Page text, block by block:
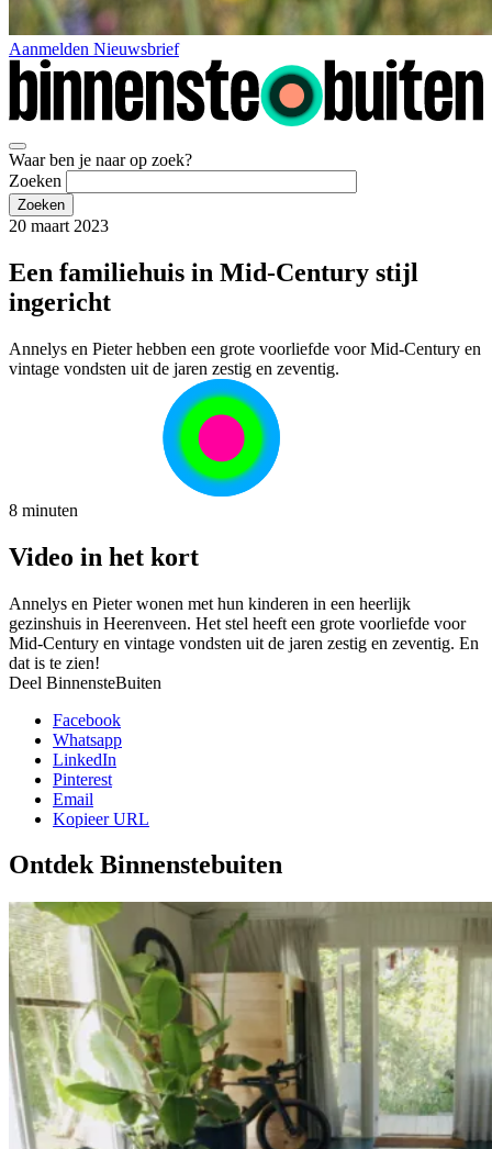
Aanmelden Nieuwsbrief
Waar ben je naar op zoek?
Zoeken
20 maart 2023
Een familiehuis in Mid-Century stijl
ingericht
Annelys en Pieter hebben een grote voorliefde voor Mid-Century en
vintage vondsten uit de jaren zestig en zeventig.
8 minuten
Video in het kort
Annelys en Pieter wonen met hun kinderen in een heerlijk
gezinshuis in Heerenveen. Het stel heeft een grote voorliefde voor
Mid-Century en vintage vondsten uit de jaren zestig en zeventig. En
dat is te zien!
Deel BinnensteBuiten
Facebook
Whatsapp
LinkedIn
Pinterest
Email
Kopieer URL
Ontdek Binnenstebuiten